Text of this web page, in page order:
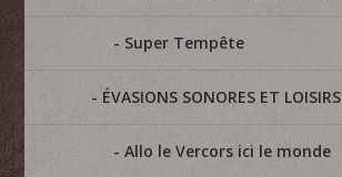
Super Tempête
ÉVASIONS SONORES ET LOISIRS
Allo le Vercors ici le monde